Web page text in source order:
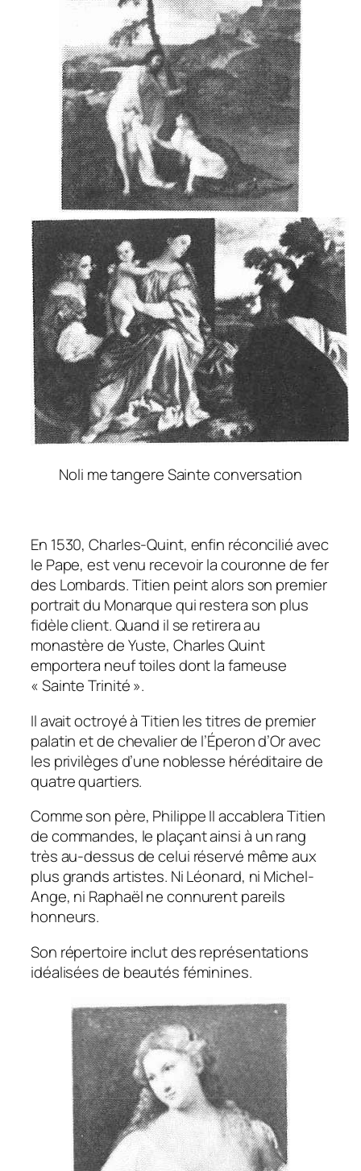
Noli me tangere Sainte conversation
En 1530, Charles-Quint, enfin réconcilié avec
le Pape, est venu recevoir la couronne de fer
des Lombards. Titien peint alors son premier
portrait du Monarque qui restera son plus
fidèle client. Quand il se retirera au
monastère de Yuste, Charles Quint
emportera neuf toiles dont la fameuse
« Sainte Trinité ».
Il avait octroyé à Titien les titres de premier
palatin et de chevalier de l’Éperon d’Or avec
les privilèges d’une noblesse héréditaire de
quatre quartiers.
Comme son père, Philippe II accablera Titien
de commandes, le plaçant ainsi à un rang
très au-dessus de celui réservé même aux
plus grands artistes. Ni Léonard, ni Michel-
Ange, ni Raphaël ne connurent pareils
honneurs.
Son répertoire inclut des représentations
idéalisées de beautés féminines.